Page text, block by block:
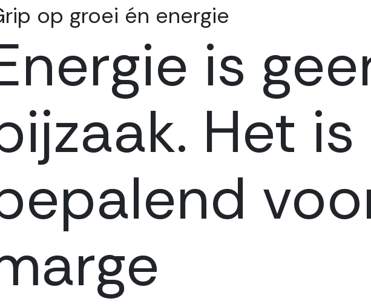
is
Het is
op groei én energie